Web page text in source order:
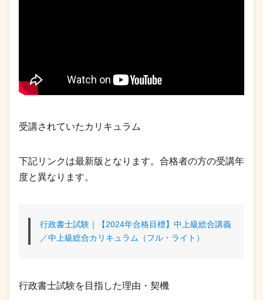
受講されていたカリキュラム
下記リンクは最新版となります。合格者の方の受講年
度と異なります。
行政書士試験｜【2024年合格目標】中上級総合講義
／中上級総合カリキュラム（フル・ライト）
行政書士試験を目指した理由・契機